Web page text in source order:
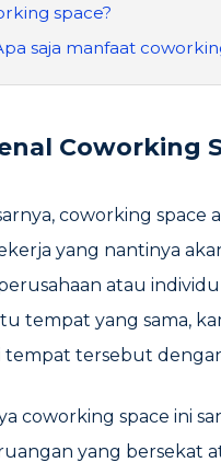
space?
saja manfaat
Coworking
coworking space
yang nantinya
atau individu
tempat yang sama,
tempat tersebut
coworking space ini
yang bersekat